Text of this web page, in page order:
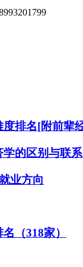
排名[附前辈
的区别与联系
业方向
（318家）